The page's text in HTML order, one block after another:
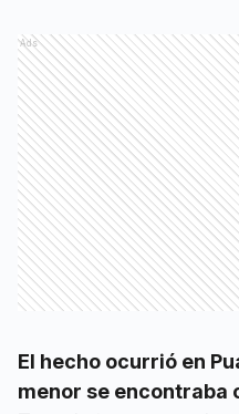
Ads
El hecho ocurrió en
menor se encontraba